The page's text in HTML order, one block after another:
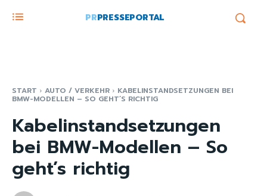
PRPRESSEPORTAL
START AUTO / VERKEHR KABELINSTANDSETZUNGEN BEI
BMW-MODELLEN – SO GEHT’S RICHTIG
Kabelinstandsetzungen
bei BMW-Modellen – So
geht’s richtig